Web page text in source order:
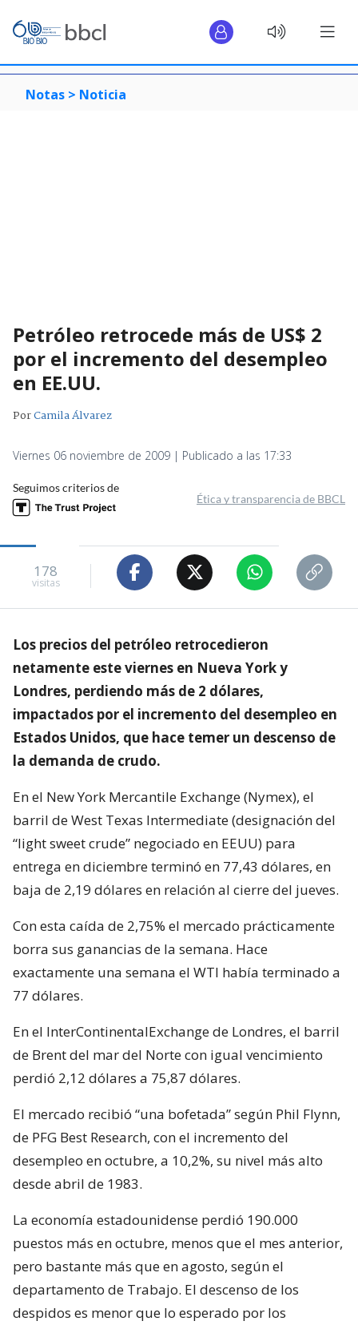
Notas > Noticia
Petróleo retrocede más de US$ 2
por el incremento del desempleo
en EE.UU.
PorCamila Álvarez
Viernes 06 noviembre de 2009 | Publicado a las 17:33
Seguimos criterios de
Ética y transparencia de BBCL
178
visitas
Los precios del petróleo retrocedieron
netamente este viernes en Nueva York y
Londres, perdiendo más de 2 dólares,
impactados por el incremento del desempleo en
Estados Unidos, que hace temer un descenso de
la demanda de crudo.
En el New York Mercantile Exchange (Nymex), el
barril de West Texas Intermediate (designación del
“light sweet crude” negociado en EEUU) para
entrega en diciembre terminó en 77,43 dólares, en
baja de 2,19 dólares en relación al cierre del jueves.
Con esta caída de 2,75% el mercado prácticamente
borra sus ganancias de la semana. Hace
exactamente una semana el WTI había terminado a
77 dólares.
En el InterContinentalExchange de Londres, el barril
de Brent del mar del Norte con igual vencimiento
perdió 2,12 dólares a 75,87 dólares.
El mercado recibió “una bofetada” según Phil Flynn,
de PFG Best Research, con el incremento del
desempleo en octubre, a 10,2%, su nivel más alto
desde abril de 1983.
La economía estadounidense perdió 190.000
puestos más en octubre, menos que el mes anterior,
pero bastante más que en agosto, según el
departamento de Trabajo. El descenso de los
despidos es menor que lo esperado por los